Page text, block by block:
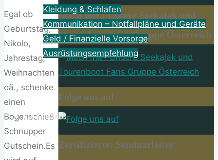
Kleidung & Schlafen
Kommunikation – Notfallpläne und Geräte
Geld / Finanzielle Vorsorge
Ausrüstungsempfehlung
About
Impressum
Egal ob
Geburtstag,
Nikolo,
Jahrestag,
Weihnachten
oä., schenke
einen
Bogenschieß-
Schnupper
Gutschein.Es
Mach mit ! Unsere Seekajak und
Tourenboot Fans Gruppe Österreich
Folge uns auf
Zertifizierte: Seminarleiter